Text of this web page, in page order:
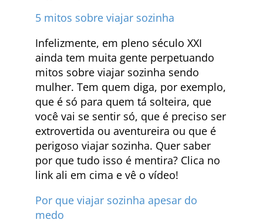
5 mitos sobre viajar sozinha
Infelizmente, em pleno século XXI
ainda tem muita gente perpetuando
mitos sobre viajar sozinha sendo
mulher. Tem quem diga, por exemplo,
que é só para quem tá solteira, que
você vai se sentir só, que é preciso ser
extrovertida ou aventureira ou que é
perigoso viajar sozinha. Quer saber
por que tudo isso é mentira? Clica no
link ali em cima e vê o vídeo!
Por que viajar sozinha apesar do
medo